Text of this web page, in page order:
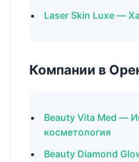
Laser Skin Luxe —
Компании в
Beauty Vita Med —
косметология
Beauty Diamond